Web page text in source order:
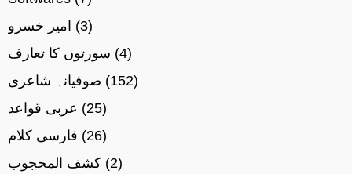
امیر خسرو (3)
سورتوں کا تعارف (4)
صوفیانہ شاعری (152)
عربی قواعد (25)
فارسی کلام (26)
کشف المحجوب (2)